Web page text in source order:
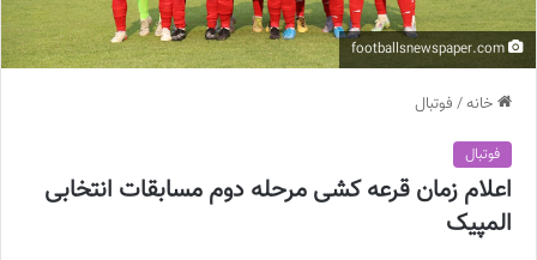
خانه/ فوتبال
فوتبال
اعلام زمان قرعه کشی مرحله دوم مسابقات انتخابی
المپیک